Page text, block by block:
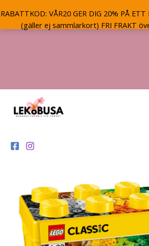
RABATTKOD: VÅR20 GER DIG 20% PÅ ETT
(gäller ej sammlarkort) FRI FRAKT